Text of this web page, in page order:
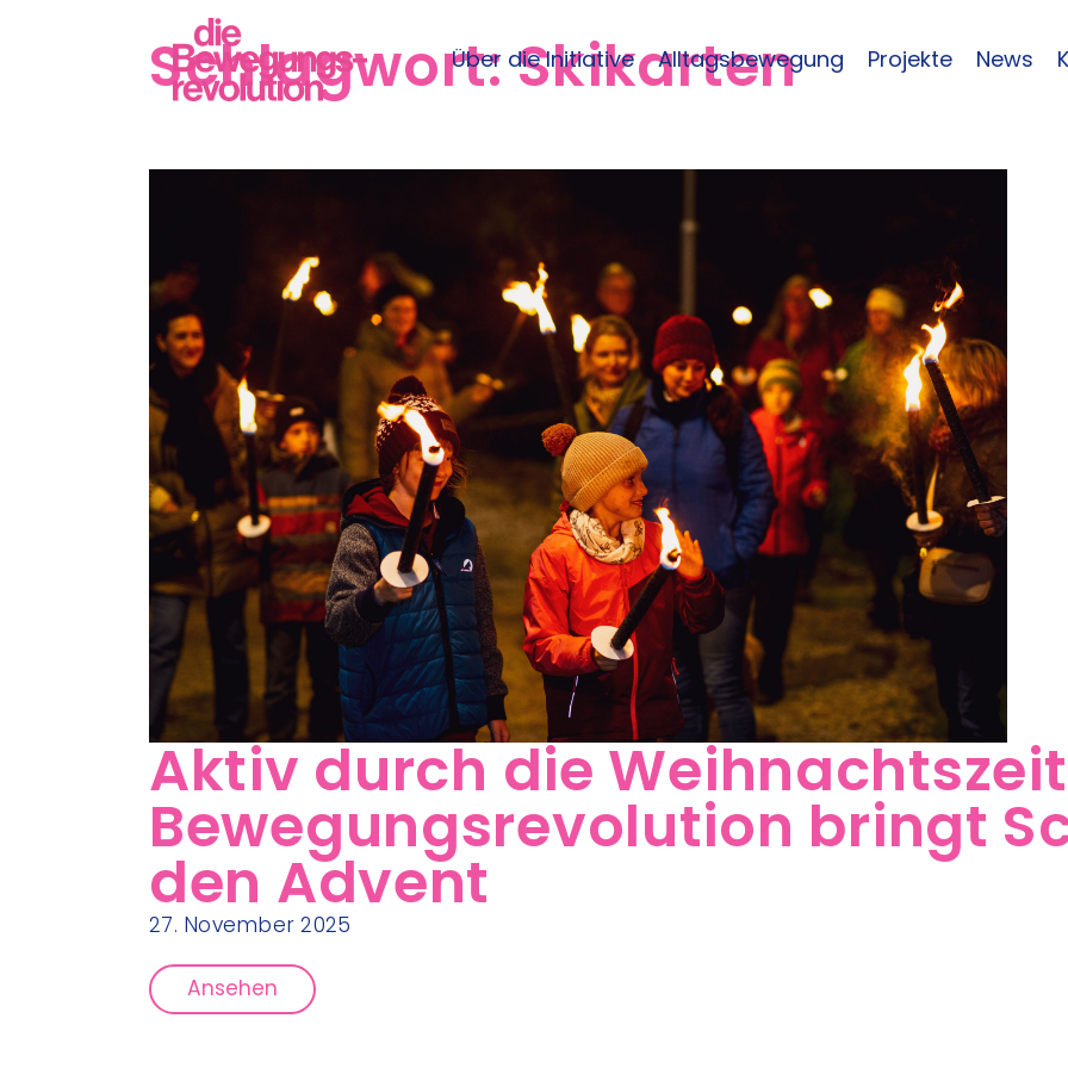
Über die Initiative Alltagsbewegung Projekte News
Schlagwort:Skikarten
Aktiv durch die
Bewegungsrevolution bringt
den Advent
27. November 2025
Ansehen